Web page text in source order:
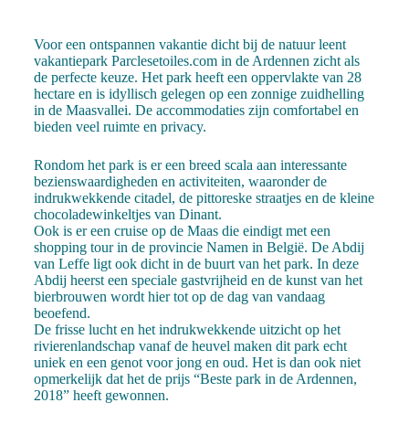
Voor een ontspannen vakantie dicht bij de natuur leent
vakantiepark Parclesetoiles.com in de Ardennen zicht als
de perfecte keuze. Het park heeft een oppervlakte van 28
hectare en is idyllisch gelegen op een zonnige zuidhelling
in de Maasvallei. De accommodaties zijn comfortabel en
bieden veel ruimte en privacy.
Rondom het park is er een breed scala aan interessante
bezienswaardigheden en activiteiten, waaronder de
indrukwekkende citadel, de pittoreske straatjes en de kleine
chocoladewinkeltjes van Dinant.
Ook is er een cruise op de Maas die eindigt met een
shopping tour in de provincie Namen in België. De Abdij
van Leffe ligt ook dicht in de buurt van het park. In deze
Abdij heerst een speciale gastvrijheid en de kunst van het
bierbrouwen wordt hier tot op de dag van vandaag
beoefend.
De frisse lucht en het indrukwekkende uitzicht op het
rivierenlandschap vanaf de heuvel maken dit park echt
uniek en een genot voor jong en oud. Het is dan ook niet
opmerkelijk dat het de prijs “Beste park in de Ardennen,
2018” heeft gewonnen.